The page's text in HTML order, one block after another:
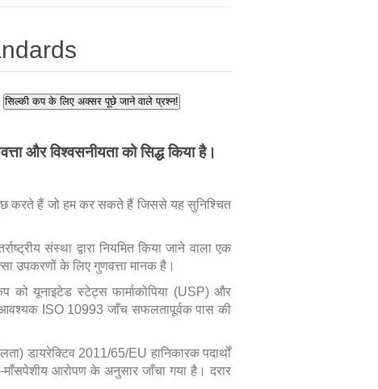
सिल्की कप के लिए अक्सर पूछे जाने वाले प्रश्न!
और विश्वसनीयता को सिद्ध किया है।
कुछ करते हैं जो हम कर सकते हैं जिससे यह सुनिश्चित
संस्था द्वारा नियमित किया जाने वाला एक
उपकरणों के लिए गुणवत्ता मानक है।
को यूनाइटेड स्टेट्स फार्माकोपिया (USP) और
आवश्यक ISO 10993 जाँच सफलतापूर्वक पास की
डायरेक्टिव 2011/65/EU हानिकारक पदार्थों
आरोपण के अनुसार जाँचा गया है। दरार